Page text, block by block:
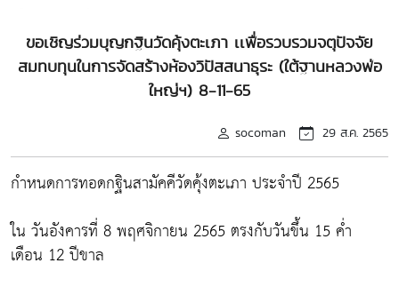
ขอเชิญร่วมบุญกฐินวัดคุ้งตะเภา เเพื่อรวบรวมจตุปัจจัย
สมทบทุนในการจัดสร้างห้องวิปัสสนาธุระ (ใต้ฐานหลวงพ่อ
ใหญ่ฯ) 8-11-65
socoman 29 ส.ค. 2565
กำหนดการทอดกฐินสามัคคีวัดคุ้งตะเภา ประจำปี 2565
ใน วันอังคารที่ 8 พฤศจิกายน 2565 ตรงกับวันขึ้น 15 ค่ำ
เดือน 12 ปีขาล